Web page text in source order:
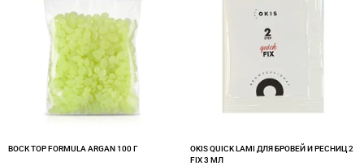
ВОСК TOP FORMULA ARGAN 100 Г
OKIS QUICK LAMI ДЛЯ БРОВЕЙ И РЕСНИЦ 2
FIX 3 МЛ